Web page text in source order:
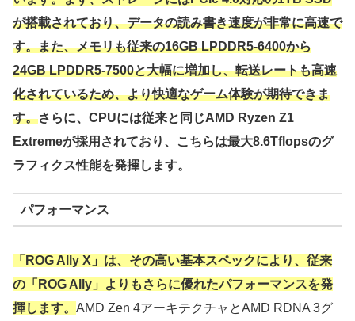
が搭載されており、データの読み書き速度が非常に高速で
す。また、メモリも従来の16GB LPDDR5-6400から
24GB LPDDR5-7500と大幅に増加し、転送レートも高速
化されているため、より快適なゲーム体験が期待できま
す。さらに、CPUには従来と同じAMD Ryzen Z1
Extremeが採用されており、こちらは最大8.6Tflopsのグ
ラフィクス性能を発揮します。
パフォーマンス
「ROG Ally X」は、その高い基本スペックにより、従来
の「ROG Ally」よりもさらに優れたパフォーマンスを発
揮します。 AMD Zen 4アーキテクチャとAMD RDNA 3グ